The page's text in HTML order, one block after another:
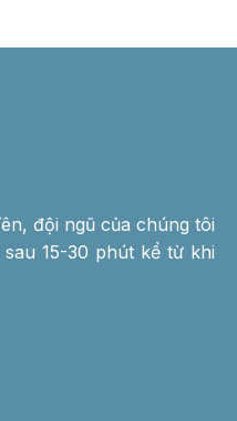
đội ngũ của chúng tôi
15-30 phút kể từ khi